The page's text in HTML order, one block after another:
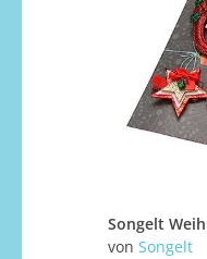
von Songelt